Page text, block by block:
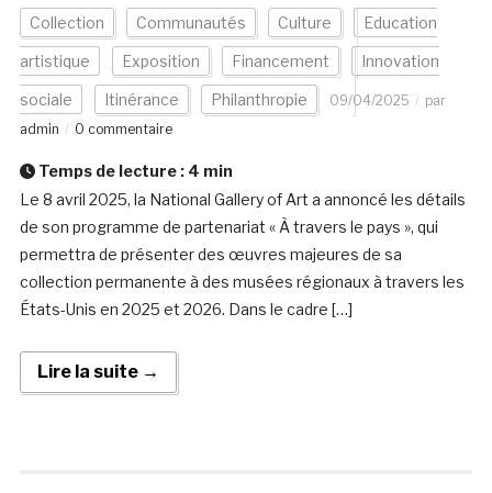
Collection Communautés Culture Education
artistique Exposition Financement Innovation
sociale Itinérance Philanthropie 09/04/2025
par
admin
0 commentaire
Temps de lecture : 4 min
Le 8 avril 2025, la National Gallery of Art a annoncé les détails
de son programme de partenariat « À travers le pays », qui
permettra de présenter des œuvres majeures de sa
collection permanente à des musées régionaux à travers les
États-Unis en 2025 et 2026. Dans le cadre […]
Lire la suite →